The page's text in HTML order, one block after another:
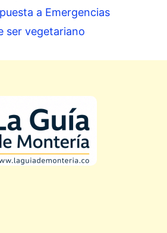
a Emergencias
ser vegetariano